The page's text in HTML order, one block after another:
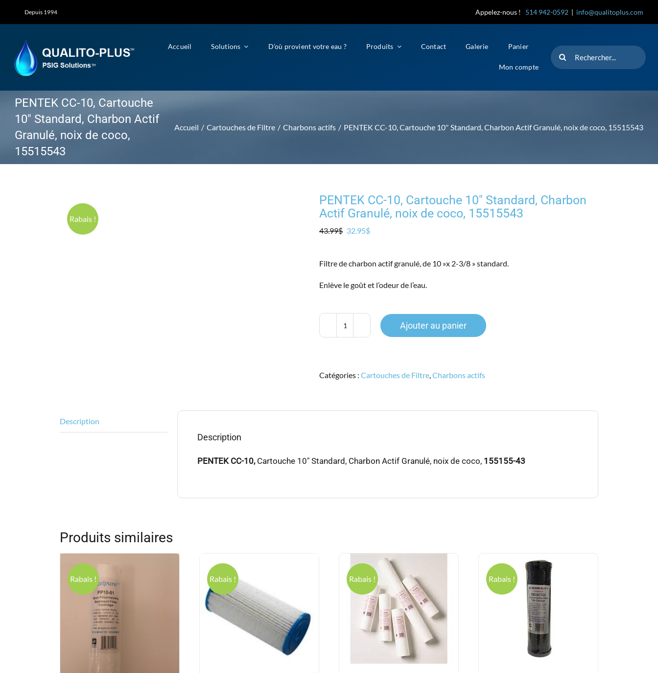
Depuis 1994 Appelez-nous ! 514 942-0592 | info@qualitoplus.com
Accueil Solutions D’où provient votre eau ? Produits Contact Galerie Panier
Mon compte
Rechercher
PENTEK CC-10, Cartouche
10″ Standard, Charbon Actif
Granulé, noix de coco,
15515543
Accueil Cartouches de Filtre Charbons actifs PENTEK CC-10, Cartouche 10″ Standard, Charbon Actif Granulé, noix de coco, 15515543
Rabais !
PENTEK CC-10, Cartouche 10″ Standard, Charbon
Actif Granulé, noix de coco, 15515543
43.99$ Le
était :
32.95$Le
est :
Filtre de charbon actif granulé, de 10 »x 2-3/8 » standard.
Enlève le goût et l’odeur de l’eau.
quantité
10,
Standard,
noix
Ajouter au panier
Catégories : Cartouches de Filtre,Charbons actifs
Description
Description
PENTEK CC-10,Cartouche 10″ Standard, Charbon Actif Granulé, noix de coco, 155155-43
Produits similaires
Rabais ! Rabais ! Rabais ! Rabais !